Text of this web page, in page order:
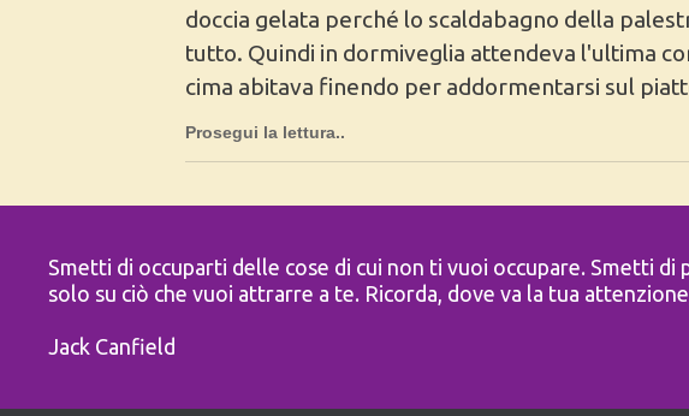
doccia gelata perché lo scaldabagno della
tutto. Quindi in dormiveglia attendeva l'ultima
cima abitava finendo per addormentarsi sul
Prosegui la lettura..
Smetti di occuparti delle cose di cui non ti vuoi occupare. Smetti
solo su ciò che vuoi attrarre a te. Ricorda, dove va la tua
Jack Canfield